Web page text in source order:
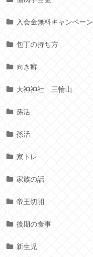
入会金無料キャンペーン
包丁の持ち方
向き癖
大神神社 三輪山
孫活
孫活
家トレ
家族の話
帝王切開
後期の食事
新生児